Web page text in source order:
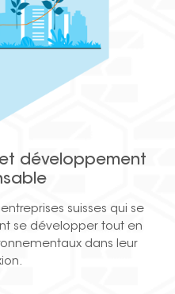
et développement
suisses qui se
se développer tout en
dans leur